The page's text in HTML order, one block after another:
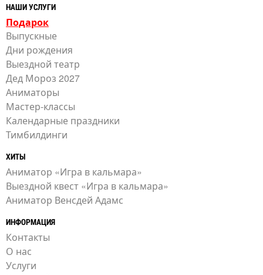
НАШИ УСЛУГИ
Подарок
Выпускные
Дни рождения
Выездной театр
Дед Мороз 2027
Аниматоры
Мастер-классы
Календарные праздники
Тимбилдинги
ХИТЫ
Аниматор «Игра в кальмара»
Выездной квест «Игра в кальмара»
Аниматор Венсдей Адамс
ИНФОРМАЦИЯ
Контакты
О нас
Услуги